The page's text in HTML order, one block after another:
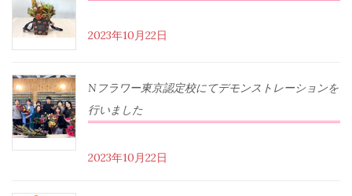
2023年10月22日
Nフラワー東京認定校にてデモンストレーションを
行いました
2023年10月22日